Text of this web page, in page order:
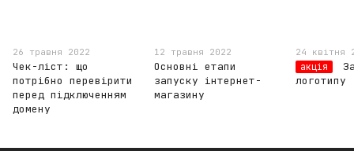
26 травня 2022
Чек-ліст: що
потрібно перевірити
перед підключенням
домену
12 травня 2022
Основні етапи
запуску інтернет-
магазину
24 квітня
акція
логотипу